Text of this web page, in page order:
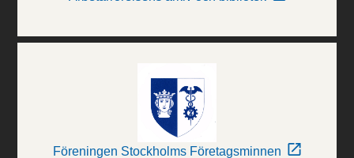
Föreningen Stockholms Företagsminnen